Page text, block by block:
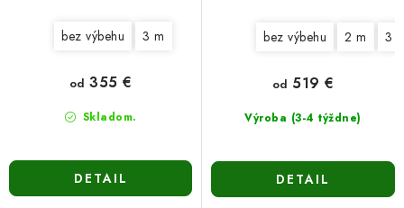
bez výbehu 3 m
Skladom.
od 355 €
DETAIL
bez výbehu 2 m 3
Výroba (3-4 týždne)
od 519 €
DETAIL